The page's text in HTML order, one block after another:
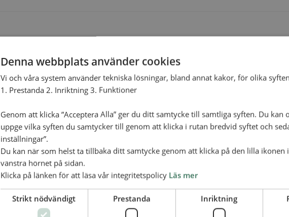
Denna webbplats använder cookies
Vi och våra system använder tekniska lösningar, bland annat kakor, för olika
1. Prestanda 2. Inriktning 3. Funktioner
Genom att klicka ”Acceptera Alla” ger du ditt samtycke till samtliga syften. Du kan
uppge vilka syften du samtycker till genom att klicka i rutan bredvid syftet och
inställningar”.
Du kan när som helst ta tillbaka ditt samtycke genom att klicka på den lilla ikonen
vänstra hörnet på sidan.
Klicka på länken för att läsa vår integritetspolicy Läs mer
Strikt nödvändigt Prestanda Inriktning